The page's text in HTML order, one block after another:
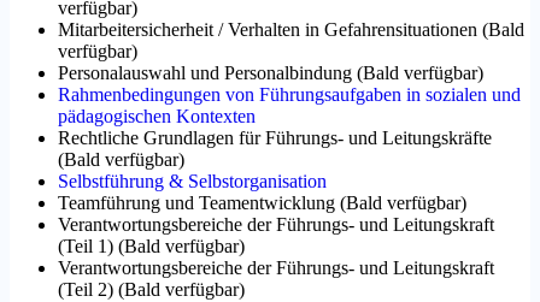
verfügbar)
Mitarbeitersicherheit / Verhalten in Gefahrensituationen (Bald
verfügbar)
Personalauswahl und Personalbindung (Bald verfügbar)
Rahmenbedingungen von Führungsaufgaben in sozialen und
pädagogischen Kontexten
Rechtliche Grundlagen für Führungs- und Leitungskräfte
(Bald verfügbar)
Selbstführung & Selbstorganisation
Teamführung und Teamentwicklung (Bald verfügbar)
Verantwortungsbereiche der Führungs- und Leitungskraft
(Teil 1) (Bald verfügbar)
Verantwortungsbereiche der Führungs- und Leitungskraft
(Teil 2) (Bald verfügbar)